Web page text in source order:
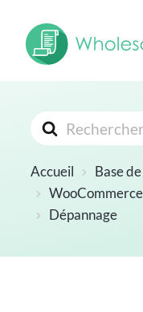
Rechercher
Accueil
Base
Dépannage